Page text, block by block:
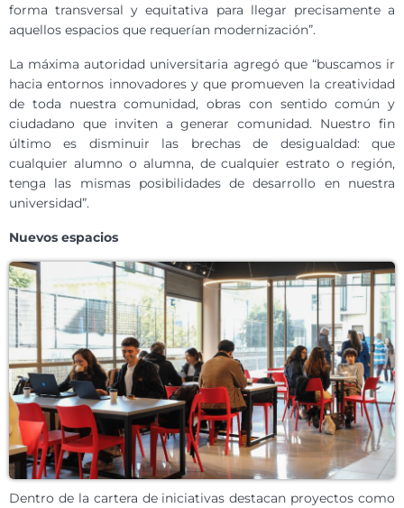
forma transversal y equitativa para llegar precisamente a
aquellos espacios que requerían modernización”.
La máxima autoridad universitaria agregó que “buscamos ir
hacia entornos innovadores y que promueven la creatividad
de toda nuestra comunidad, obras con sentido común y
ciudadano que inviten a generar comunidad. Nuestro fin
último es disminuir las brechas de desigualdad: que
cualquier alumno o alumna, de cualquier estrato o región,
tenga las mismas posibilidades de desarrollo en nuestra
universidad”.
Nuevos espacios
Dentro de la cartera de iniciativas destacan proyectos como